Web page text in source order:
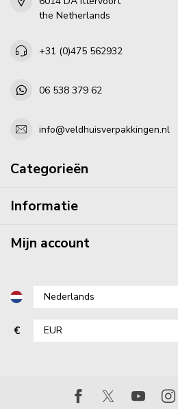
the Netherlands
+31 (0)475 562932
06 538 379 62
info@veldhuisverpakkingen.nl
Categorieën
Informatie
Mijn account
€